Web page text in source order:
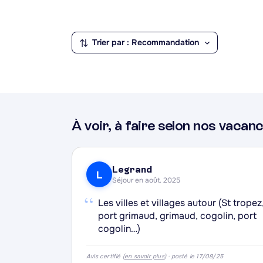
long du littoral, tandis que les amateurs
environs. Cogolin elle-même mérite une
·
·
·
Trier par : Recommandation
À voir, à faire selon nos
L Legrand
Séjour en août. 2025
“ Les villes et villages autour (St
port grimaud, grimaud, cogolin, port
cogolin…)
Avis certifié (en savoir plus) · posté le 17/08/25